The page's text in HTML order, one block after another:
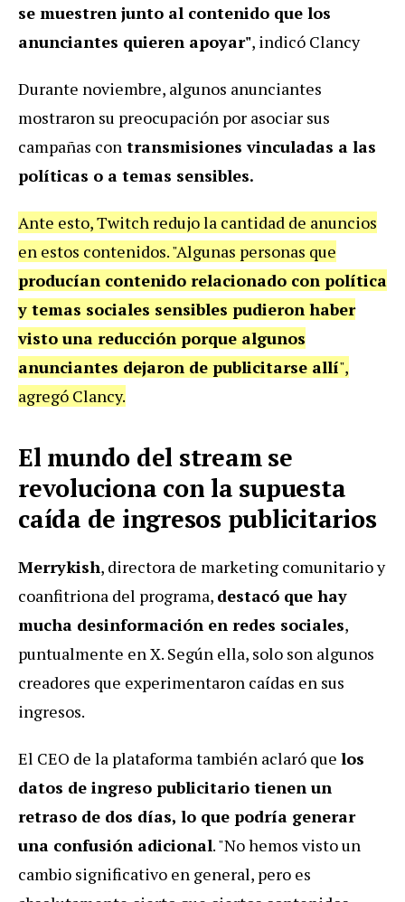
se muestren junto al contenido que los
anunciantes quieren apoyar", indicó Clancy
Durante noviembre, algunos anunciantes
mostraron su preocupación por asociar sus
campañas con transmisiones vinculadas a las
políticas o a temas sensibles.
Ante esto, Twitch redujo la cantidad de anuncios
en estos contenidos. "Algunas personas que
producían contenido relacionado con política
y temas sociales sensibles pudieron haber
visto una reducción porque algunos
anunciantes dejaron de publicitarse allí",
agregó Clancy.
El mundo del stream se
revoluciona con la supuesta
caída de ingresos publicitarios
Merrykish, directora de marketing comunitario y
coanfitriona del programa, destacó que hay
mucha desinformación en redes sociales,
puntualmente en X. Según ella, solo son algunos
creadores que experimentaron caídas en sus
ingresos.
El CEO de la plataforma también aclaró que los
datos de ingreso publicitario tienen un
retraso de dos días, lo que podría generar
una confusión adicional. "No hemos visto un
cambio significativo en general, pero es